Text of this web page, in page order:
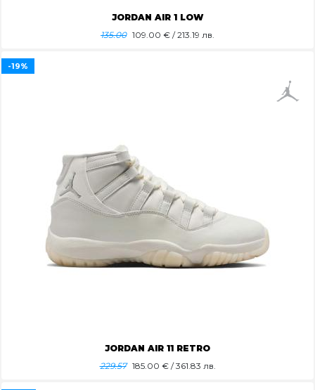
JORDAN AIR 1 LOW
135.00 109.00 € / 213.19 лв.
JORDAN AIR 11 RETRO
229.57 185.00 € / 361.83 лв.
-19%